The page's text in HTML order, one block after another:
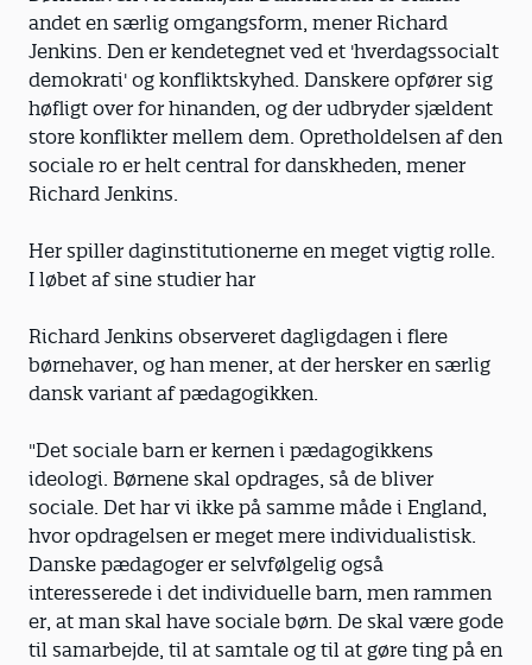
andet en særlig omgangsform, mener Richard
Jenkins. Den er kendetegnet ved et 'hverdagssocialt
demokrati' og konfliktskyhed. Danskere opfører sig
høfligt over for hinanden, og der udbryder sjældent
store konflikter mellem dem. Opretholdelsen af den
sociale ro er helt central for danskheden, mener
Richard Jenkins.
Her spiller daginstitutionerne en meget vigtig rolle.
I løbet af sine studier har
Richard Jenkins observeret dagligdagen i flere
børnehaver, og han mener, at der hersker en særlig
dansk variant af pædagogikken.
"Det sociale barn er kernen i pædagogikkens
ideologi. Børnene skal opdrages, så de bliver
sociale. Det har vi ikke på samme måde i England,
hvor opdragelsen er meget mere individualistisk.
Danske pædagoger er selvfølgelig også
interesserede i det individuelle barn, men rammen
er, at man skal have sociale børn. De skal være gode
til samarbejde, til at samtale og til at gøre ting på en